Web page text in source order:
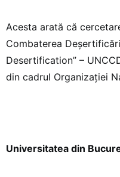
Acesta arată că
Combaterea
Desertification” –
din cadrul Organizației
Universitatea din